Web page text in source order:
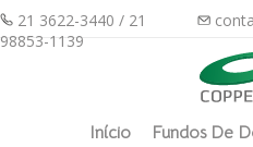
21 3622-3440 / 21
98853-1139
Início Fundos De